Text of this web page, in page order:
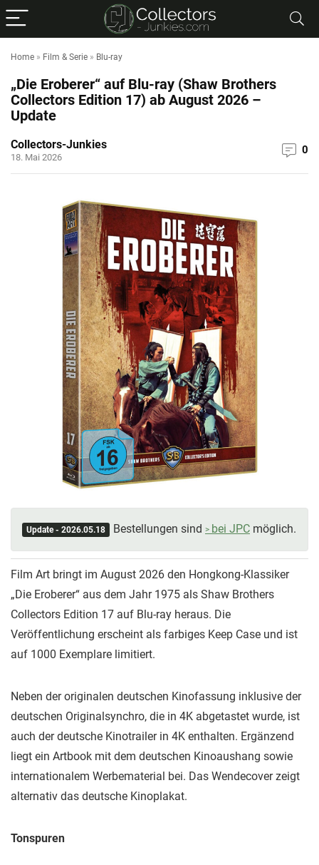
Home » Film & Serie » Blu-ray
„Die Eroberer“ auf Blu-ray (Shaw Brothers
Collectors Edition 17) ab August 2026 –
Update
Collectors-Junkies
18. Mai 2026
0
Update - 2026.05.18 Bestellungen sind bei JPC möglich.
Film Art bringt im August 2026 den Hongkong-Klassiker
„Die Eroberer“ aus dem Jahr 1975 als Shaw Brothers
Collectors Edition 17 auf Blu-ray heraus. Die
Veröffentlichung erscheint als farbiges Keep Case und ist
auf 1000 Exemplare limitiert.
Neben der originalen deutschen Kinofassung inklusive der
deutschen Originalsynchro, die in 4K abgetastet wurde, ist
auch der deutsche Kinotrailer in 4K enthalten. Ergänzend
liegt ein Artbook mit dem deutschen Kinoaushang sowie
internationalem Werbematerial bei. Das Wendecover zeigt
alternativ das deutsche Kinoplakat.
Tonspuren